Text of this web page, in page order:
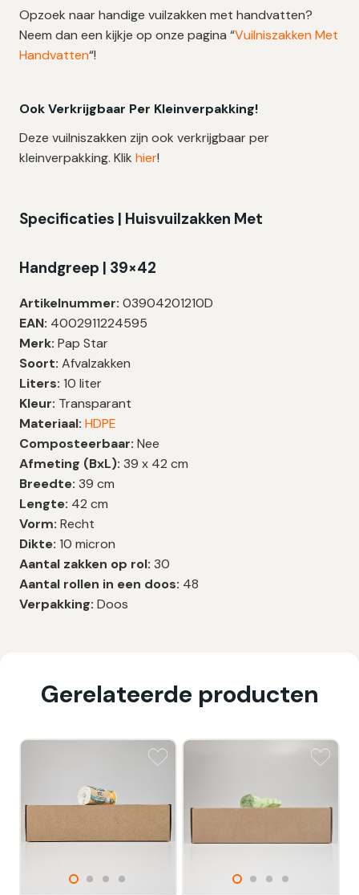
Opzoek naar handige vuilzakken met handvatten?
Neem dan een kijkje op onze pagina “Vuilniszakken Met
Handvatten“!
Ook Verkrijgbaar Per Kleinverpakking!
Deze vuilniszakken zijn ook verkrijgbaar per
kleinverpakking. Klik hier!
Specificaties | Huisvuilzakken Met
Handgreep | 39×42
Artikelnummer: 03904201210D
EAN: 4002911224595
Merk: Pap Star
Soort: Afvalzakken
Liters: 10 liter
Kleur: Transparant
Materiaal: HDPE
Composteerbaar: Nee
Afmeting (BxL): 39 x 42 cm
Breedte: 39 cm
Lengte: 42 cm
Vorm: Recht
Dikte: 10 micron
Aantal zakken op rol: 30
Aantal rollen in een doos: 48
Verpakking: Doos
Gerelateerde producten